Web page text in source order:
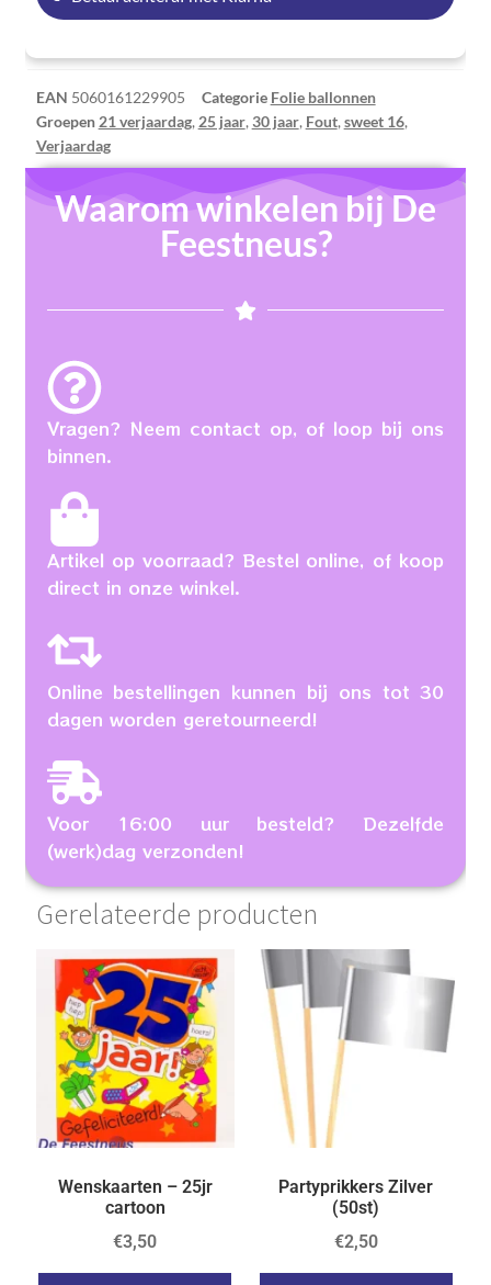
EAN 5060161229905 Categorie Folie ballonnen
Groepen 21 verjaardag, 25 jaar, 30 jaar, Fout, sweet 16,
Verjaardag
Waarom winkelen bij De
Feestneus?
Vragen? Neem contact op, of loop bij ons
binnen.
Artikel op voorraad? Bestel online, of koop
direct in onze winkel.
Online bestellingen kunnen bij ons tot 30
dagen worden geretourneerd!
Voor 16:00 uur besteld? Dezelfde
(werk)dag verzonden!
Gerelateerde producten
Wenskaarten – 25jr
cartoon
€3,50
Partyprikkers Zilver
(50st)
€2,50